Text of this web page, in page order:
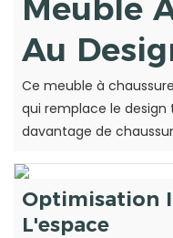
Meuble
Au
Ce meuble à
qui remplace le design
davantage de
Optimisation
L'espace